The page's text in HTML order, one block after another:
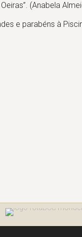
(Anabela
e parabéns à